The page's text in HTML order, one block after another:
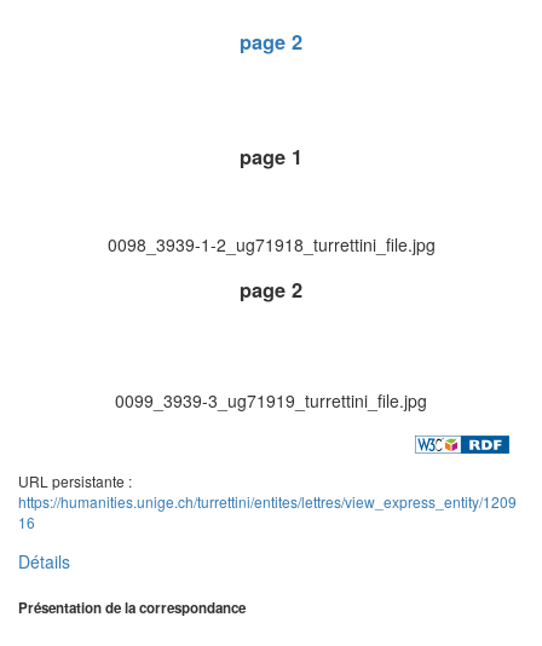
page 2
page 1
0098_3939-1-2_ug71918_turrettini_file.jpg
page 2
0099_3939-3_ug71919_turrettini_file.jpg
URL persistante :
https://humanities.unige.ch/turrettini/entites/lettres/view_express_entity/1209
16
Détails
Présentation de la correspondance